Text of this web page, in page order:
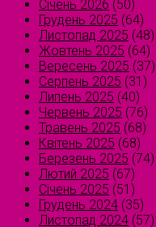
Січень 2026 (50)
Грудень 2025 (64)
Листопад 2025 (48)
Жовтень 2025 (64)
Вересень 2025 (37)
Серпень 2025 (31)
Липень 2025 (40)
Червень 2025 (76)
Травень 2025 (68)
Квітень 2025 (68)
Березень 2025 (74)
Лютий 2025 (67)
Січень 2025 (51)
Грудень 2024 (35)
Листопад 2024 (57)